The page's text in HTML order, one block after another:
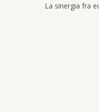
La sinergia fra